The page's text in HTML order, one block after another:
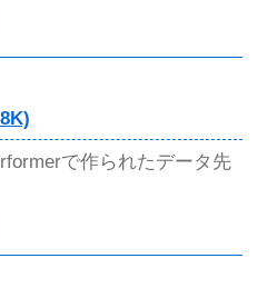
で作られたデータ先